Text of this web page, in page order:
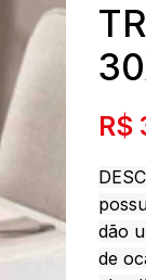
R$
dão
de